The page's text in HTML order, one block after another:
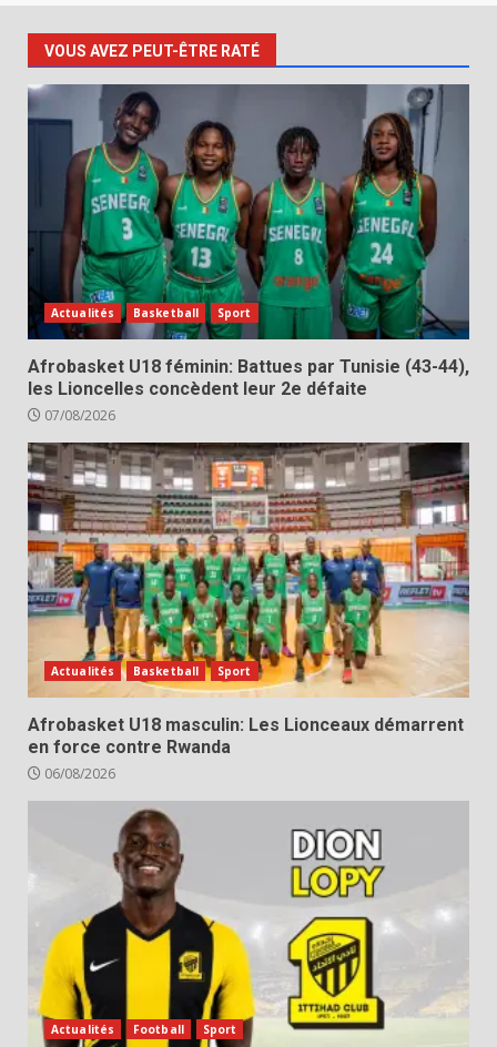
VOUS AVEZ PEUT-ÊTRE RATÉ
Actualités Basketball Sport
Afrobasket U18 féminin: Battues par Tunisie (43-44),
les Lioncelles concèdent leur 2e défaite
07/08/2026
Actualités Basketball Sport
Afrobasket U18 masculin: Les Lionceaux démarrent
en force contre Rwanda
06/08/2026
Actualités Football Sport